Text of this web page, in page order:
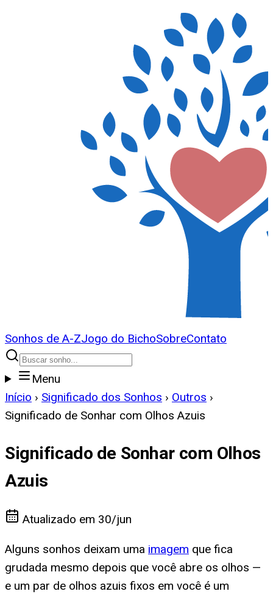
Sonhos de A-ZJogo do BichoSobreContato
Menu
Início › Significado dos Sonhos › Outros ›
Significado de Sonhar com Olhos Azuis
Significado de Sonhar com Olhos
Azuis
Atualizado em 30/jun
Alguns sonhos deixam uma imagem que fica
grudada mesmo depois que você abre os olhos —
e um par de olhos azuis fixos em você é um